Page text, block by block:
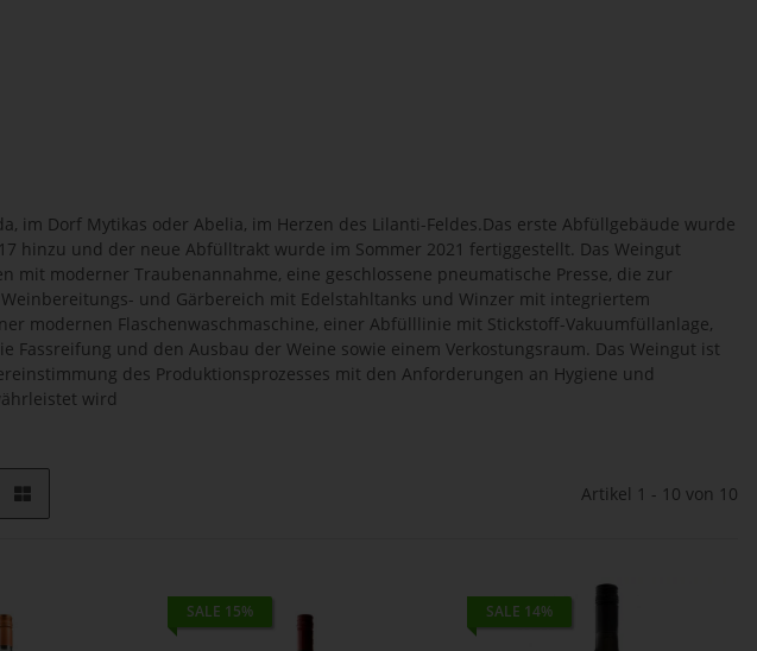
im Dorf Mytikas oder Abelia, im Herzen des Lilanti-Feldes.Das erste Abfüllgebäude wurde
hinzu und der neue Abfülltrakt wurde im Sommer 2021 fertiggestellt. Das Weingut
moderner Traubenannahme, eine geschlossene pneumatische Presse, die zur
und Gärbereich mit Edelstahltanks und Winzer mit integriertem
modernen Flaschenwaschmaschine, einer Abfülllinie mit Stickstoff-Vakuumfüllanlage,
und den Ausbau der Weine sowie einem Verkostungsraum. Das Weingut ist
des Produktionsprozesses mit den Anforderungen an Hygiene und
wird
Artikel 1 - 10 von 10
SALE 15% SALE 14%